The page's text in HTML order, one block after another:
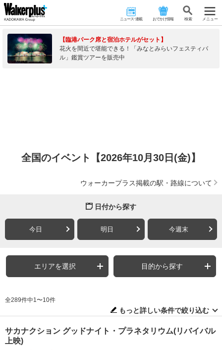
ニュース･連載 おでかけ情報 検 索 メニュー
【臨港パーク席と宿泊ホテルがセット】
花火を間近で堪能できる！「みなとみらいフェスティバ
ル」鑑賞ツアーを販売中
全国のイベント【2026年10月30日(金)】
ウォーカープラス掲載の駅・路線について
日付から探す
今日 明日 今週末
エリアを選択 目的から探す
全289件中1〜10件
もっと詳しい条件で絞り込む
サカナクション グッドナイト・プラネタリウム(リバイバル
上映)